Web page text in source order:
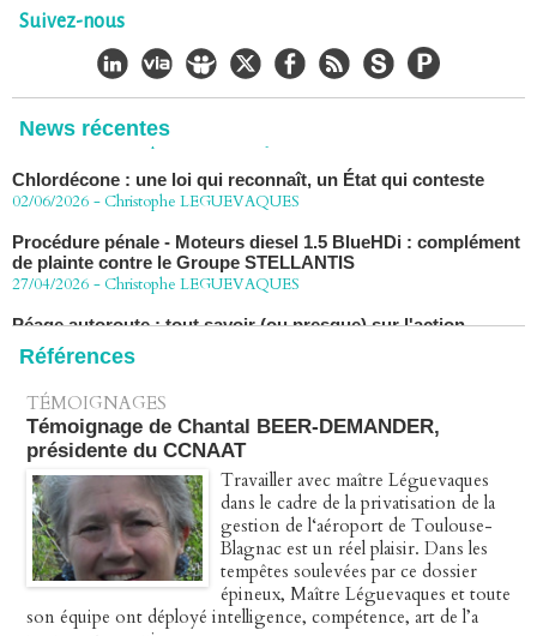
Suivez-nous
News récentes
30/06/2026 -Christophe LEGUEVAQUES
CHLORDÉCONE Déclaration de Me Christophe
LÈGUEVAQUES (CLE), avocat de parties civiles, après la
décision de confirmation du non-lieu
22/06/2026 - Christophe LEGUEVAQUES
02/06/2026 -Christophe LEGUEVAQUES
de plainte contre le Groupe STELLANTIS
27/04/2026 -Christophe LEGUEVAQUES
collective ouverte le 2 avril
07/04/2026
Références
TÉMOIGNAGES
Témoignage de Chantal BEER-DEMANDER,
présidente du CCNAAT
Travailler avec maître Léguevaques
dans le cadre de la privatisation de la
gestion de l‘aéroport de Toulouse-
Blagnac est un réel plaisir. Dans les
tempêtes soulevées par ce dossier
épineux, Maître Léguevaques et toute
son équipe ont déployé intelligence, compétence, art de l’a